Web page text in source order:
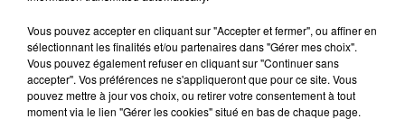
100% Radio les infos de l'Hérault
14 mai 2024 - 4 min 25 sec
LES INFOS DE L'HÉRAULT DU 14/05/2024 À
08H00
Vous pouvez accepter en cliquant sur "Accepter et fermer", ou affiner en
sélectionnant les finalités et/ou partenaires dans "Gérer mes choix".
Vous pouvez également refuser en cliquant sur "Continuer sans
accepter". Vos préférences ne s'appliqueront que pour ce site. Vous
pouvez mettre à jour vos choix, ou retirer votre consentement à tout
moment via le lien "Gérer les cookies" situé en bas de chaque page.